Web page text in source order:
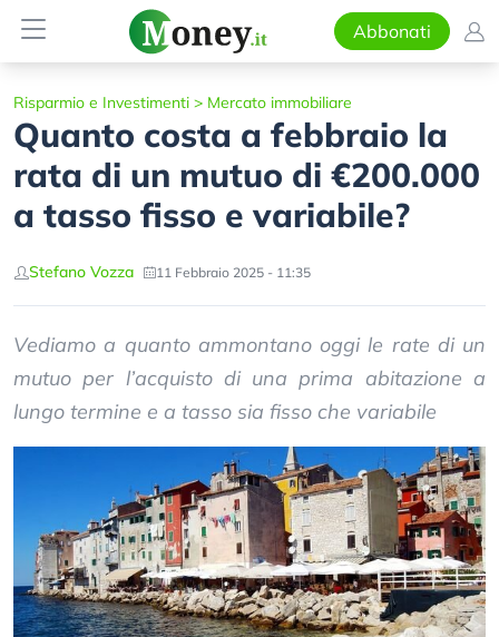
Abbonati
Risparmio e Investimenti > Mercato immobiliare
Quanto costa a febbraio la
rata di un mutuo di €200.000
a tasso fisso e variabile?
Stefano Vozza 11 Febbraio 2025 - 11:35
Vediamo a quanto ammontano oggi le rate di un
mutuo per l’acquisto di una prima abitazione a
lungo termine e a tasso sia fisso che variabile